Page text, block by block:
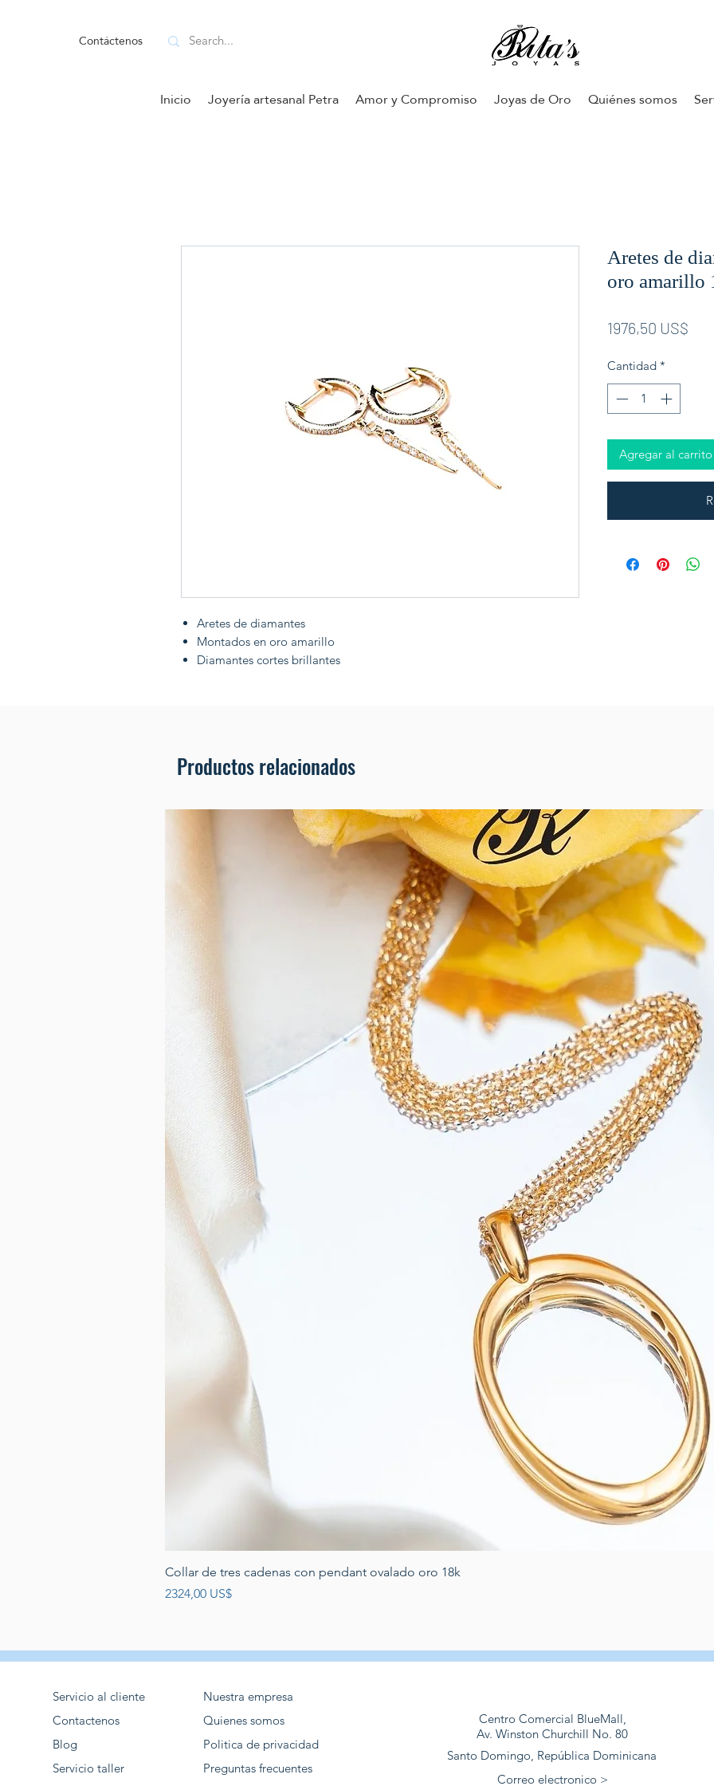
Contáctenos
Inicio Joyería artesanal Petra Amor y Compromiso Joyas de Oro Quiénes somos
Aretes de diamantes
Montados en oro amarillo
Diamantes cortes brillantes
Aretes de
oro amarillo
1976,50 US$
Cantidad *
Agregar al carrito
Productos relacionados
Collar de tres cadenas con pendant ovalado oro 18k
Precio
2324,00 US$
Servicio al cliente
Contactenos
Blog
Servicio taller
Nuestra empresa
Quienes somos
Politica de privacidad
Preguntas frecuentes
Centro Comercial BlueMall,
Av. Winston Churchill No. 80
Santo Domingo, República Dominicana
Correo electronico >